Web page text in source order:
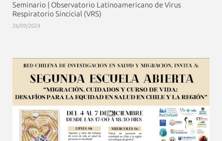
Seminario | Observatorio Latinoamericano de Virus
Respiratorio Sincicial (VRS)
26/09/2024